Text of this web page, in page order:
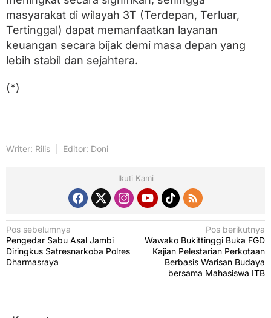
masyarakat di wilayah 3T (Terdepan, Terluar,
Tertinggal) dapat memanfaatkan layanan
keuangan secara bijak demi masa depan yang
lebih stabil dan sejahtera.
(*)
Writer: Rilis Editor: Doni
Ikuti Kami
N
a
v
Pos sebelumnya
Pengedar Sabu Asal Jambi
Diringkus Satresnarkoba Polres
Dharmasraya
Pos berikutnya
Wawako Bukittinggi Buka FGD
Kajian Pelestarian Perkotaan
Berbasis Warisan Budaya
bersama Mahasiswa ITB